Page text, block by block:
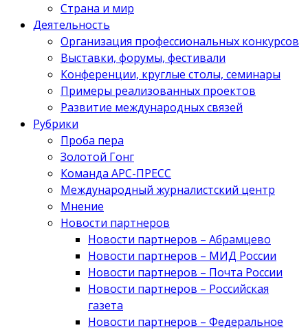
Страна и мир
Деятельность
Организация профессиональных конкурсов
Выставки, форумы, фестивали
Конференции, круглые столы, семинары
Примеры реализованных проектов
Развитие международных связей
Рубрики
Проба пера
Золотой Гонг
Команда АРС-ПРЕСС
Международный журналистский центр
Мнение
Новости партнеров
Новости партнеров – Абрамцево
Новости партнеров – МИД России
Новости партнеров – Почта России
Новости партнеров – Российская
газета
Новости партнеров – Федеральное